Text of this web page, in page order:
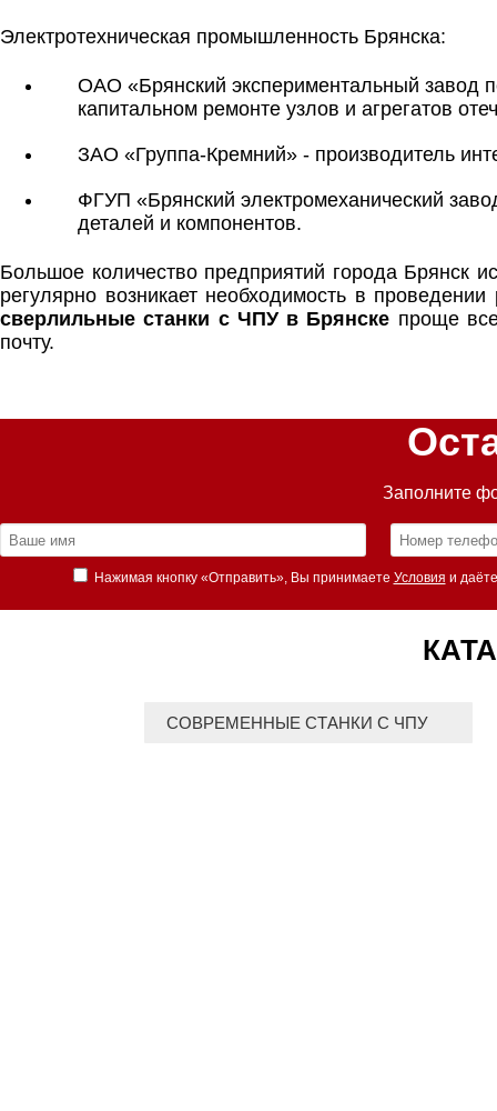
Электротехническая промышленность Брянска:
ОАО «Брянский экспериментальный завод
капитальном ремонте узлов и агрегатов
ЗАО «Группа-Кремний» - производитель
ФГУП «Брянский электромеханический
деталей и компонентов.
Большое количество предприятий города Брянск
регулярно возникает необходимость в
сверлильные станки с ЧПУ в Брянске проще
почту.
Заполните
Нажимая кнопку «Отправить», Вы принимаете Условия и
СОВРЕМЕННЫЕ СТАНКИ С ЧПУ